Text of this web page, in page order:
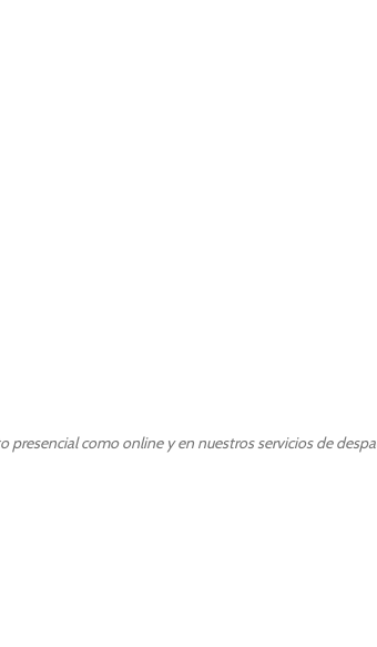
como online y en nuestros servicios de